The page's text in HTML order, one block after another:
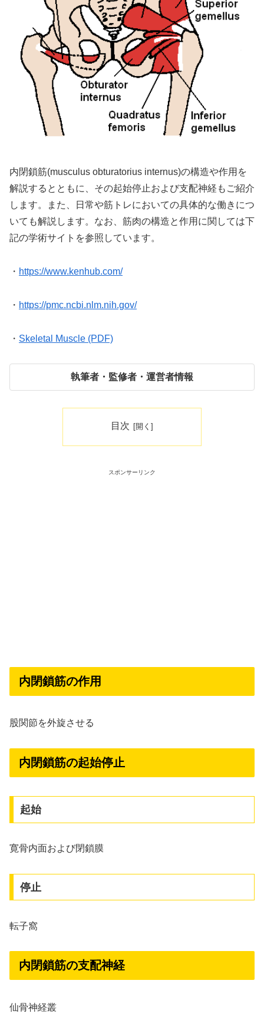
内閉鎖筋(musculus obturatorius internus)の構造や作用を
解説するとともに、その起始停止および支配神経もご紹介
します。また、日常や筋トレにおいての具体的な働きにつ
いても解説します。なお、筋肉の構造と作用に関しては下
記の学術サイトを参照しています。
・ https://www.kenhub.com/
・ https://pmc.ncbi.nlm.nih.gov/
・ Skeletal Muscle (PDF)
執筆者・監修者・運営者情報
目次
スポンサーリンク
内閉鎖筋の作用
股関節を外旋させる
内閉鎖筋の起始停止
起始
寛骨内面および閉鎖膜
停止
転子窩
内閉鎖筋の支配神経
仙骨神経叢